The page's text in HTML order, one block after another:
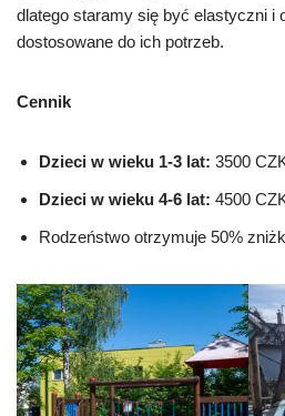
dlatego staramy się być elastyczni i
dostosowane do ich potrzeb.
Cennik
Dzieci w wieku 1-3 lat: 3500
Dzieci w wieku 4-6 lat: 4500
Rodzeństwo otrzymuje 50%